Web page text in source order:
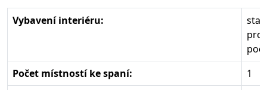
Vybavení interiéru:
pro
Počet místností ke spaní:
1